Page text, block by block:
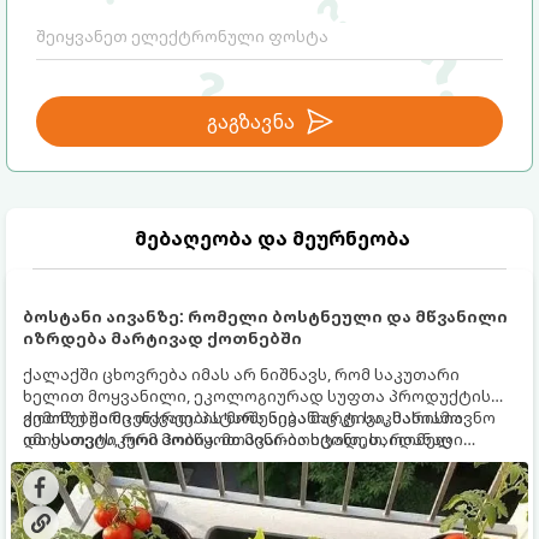
გაგზავნა
მებაღეობა და მეურნეობა
ბოსტანი აივანზე: რომელი ბოსტნეული და მწვანილი
იზრდება მარტივად ქოთნებში
ქალაქში ცხოვრება იმას არ ნიშნავს, რომ საკუთარი
ხელით მოყვანილი, ეკოლოგიურად სუფთა პროდუქტის
გემოზე უარი თქვათ. პატარა აივანიც კი საკმარისია
იმისათვის, რომ მოიწყოთ მინი-ბოსტანი, საიდანაც
ყოველდღიურად ახალ, არომატულ მწვანილსა და
ბოსტნეულს მოკრეფთ.
ქოთნებში მცენარეების მოშენება მარტივი, სასიამოვნო
და ესთეტიკური ჰობია. მთავარია იცოდეთ, რომელი
კულტურები ეგუებიან ქოთნის პირობებს ყველაზე კარგად
და როგორ მოუაროთ მათ სწორად.